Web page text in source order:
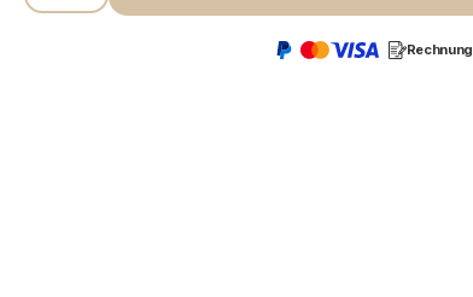
Rechnung